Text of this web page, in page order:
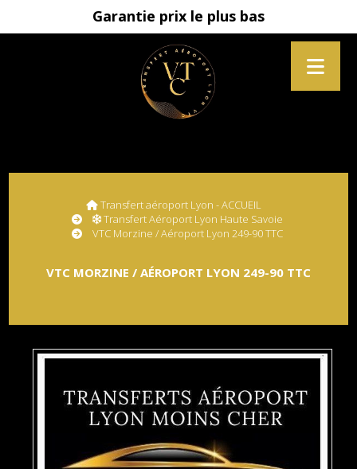
Garantie prix le plus bas
Transfert aéroport Lyon - ACCUEIL
Transfert Aéroport Lyon Haute Savoie
VTC Morzine / Aéroport Lyon 249-90 TTC
VTC MORZINE / AÉROPORT LYON 249-90 TTC